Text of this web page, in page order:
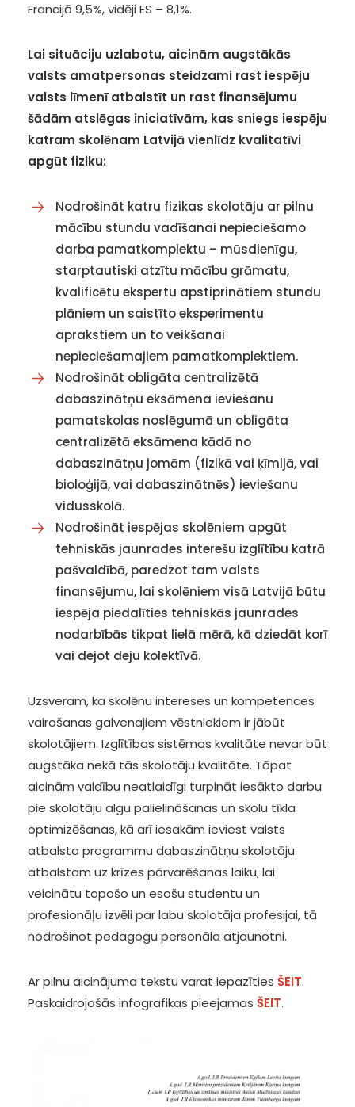
Francijā 9,5%, vidēji ES – 8,1%.
Lai situāciju uzlabotu, aicinām augstākās
valsts amatpersonas steidzami rast iespēju
valsts līmenī atbalstīt un rast finansējumu
šādām atslēgas iniciatīvām, kas sniegs iespēju
katram skolēnam Latvijā vienlīdz kvalitatīvi
apgūt fiziku:
Nodrošināt katru fizikas skolotāju ar pilnu
mācību stundu vadīšanai nepieciešamo
darba pamatkomplektu – mūsdienīgu,
starptautiski atzītu mācību grāmatu,
kvalificētu ekspertu apstiprinātiem stundu
plāniem un saistīto eksperimentu
aprakstiem un to veikšanai
nepieciešamajiem pamatkomplektiem.
Nodrošināt obligāta centralizētā
dabaszinātņu eksāmena ieviešanu
pamatskolas noslēgumā un obligāta
centralizētā eksāmena kādā no
dabaszinātņu jomām (fizikā vai ķīmijā, vai
bioloģijā, vai dabaszinātnēs) ieviešanu
vidusskolā.
Nodrošināt iespējas skolēniem apgūt
tehniskās jaunrades interešu izglītību katrā
pašvaldībā, paredzot tam valsts
finansējumu, lai skolēniem visā Latvijā būtu
iespēja piedalīties tehniskās jaunrades
nodarbībās tikpat lielā mērā, kā dziedāt korī
vai dejot deju kolektīvā.
Uzsveram, ka skolēnu intereses un kompetences
vairošanas galvenajiem vēstniekiem ir jābūt
skolotājiem. Izglītības sistēmas kvalitāte nevar būt
augstāka nekā tās skolotāju kvalitāte. Tāpat
aicinām valdību neatlaidīgi turpināt iesākto darbu
pie skolotāju algu palielināšanas un skolu tīkla
optimizēšanas, kā arī iesakām ieviest valsts
atbalsta programmu dabaszinātņu skolotāju
atbalstam uz krīzes pārvarēšanas laiku, lai
veicinātu topošo un esošu studentu un
profesionāļu izvēli par labu skolotāja profesijai, tā
nodrošinot pedagogu personāla atjaunotni.
Ar pilnu aicinājuma tekstu varat iepazīties ŠEIT.
Paskaidrojošās infografikas pieejamas ŠEIT.